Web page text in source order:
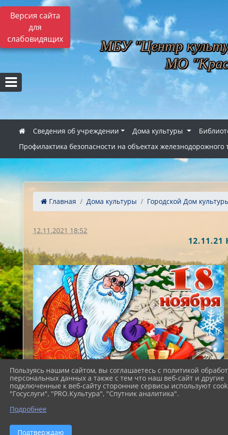
Версия сайта
для
слабовидящих
МБУ "Центр
МО
Сведения об учреждении Дома культуры
Профилактика безопасности на объектах железнодорожного
Главная Дома культуры Городской Дом
12.11.2021 18:52
Муниципальное бюджетное
муниципального
Пользуясь нашим сайтом, вы соглашаетесь с политикой
персональных данных а также с тем что наш веб-сайт и другие
подключенные к веб-сайту сторонние сервисы используют
"Госуслуги", "PRO.Культура", "Спутник аналитика".
Подробнее
Подтверждаю